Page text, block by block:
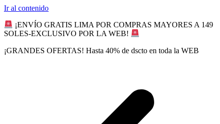
Ir al contenido
¡ENVÍO GRATIS LIMA POR COMPRAS MAYORES A 149
SOLES-EXCLUSIVO POR LA WEB!
¡GRANDES OFERTAS! Hasta 40% de dscto en toda la WEB